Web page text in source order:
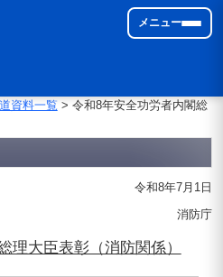
メニュー
資料一覧> 令和8年安全功労者内閣総
令和8年7月1日
消防庁
理大臣表彰（消防関係）